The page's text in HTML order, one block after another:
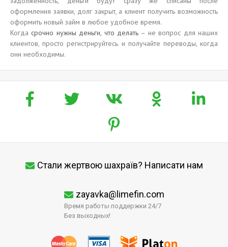
оформления заявки, долг закрыт, а клиент получить возможность
оформить новый займ в любое удобное время.
Когдасрочно нужны деньги, что делать – не вопрос для наших
клиентов, просто регистрируйтесь и получайте переводы, когда
они необходимы.
Стали жертвою шахраїв? Написати нам
zayavka@limefin.com
Время работы поддержки 24/7
Без выходных!